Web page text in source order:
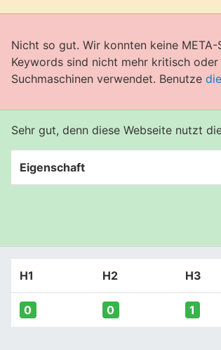
Nicht so gut. Wir konnten keine
Keywords sind nicht mehr kritisch
Suchmaschinen verwendet. Benutze
Sehr gut, denn diese Webseite nutzt
Eigenschaft
H1 H2 H3
0 0 1